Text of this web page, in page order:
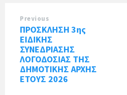
Previous
ΠΡΟΣΚΛΗΣΗ 3ης
ΕΙΔΙΚΗΣ
ΣΥΝΕΔΡΙΑΣΗΣ
ΛΟΓΟΔΟΣΙΑΣ ΤΗΣ
ΔΗΜΟΤΙΚΗΣ ΑΡΧΗΣ
ΕΤΟΥΣ 2026